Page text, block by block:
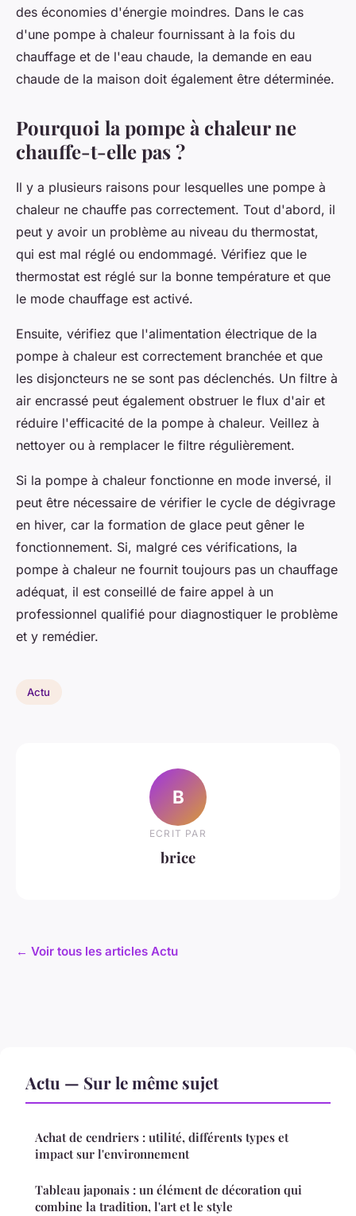
des économies d'énergie moindres. Dans le cas
d'une pompe à chaleur fournissant à la fois du
chauffage et de l'eau chaude, la demande en eau
chaude de la maison doit également être déterminée.
Pourquoi la pompe à chaleur ne
chauffe-t-elle pas ?
Il y a plusieurs raisons pour lesquelles une pompe à
chaleur ne chauffe pas correctement. Tout d'abord, il
peut y avoir un problème au niveau du thermostat,
qui est mal réglé ou endommagé. Vérifiez que le
thermostat est réglé sur la bonne température et que
le mode chauffage est activé.
Ensuite, vérifiez que l'alimentation électrique de la
pompe à chaleur est correctement branchée et que
les disjoncteurs ne se sont pas déclenchés. Un filtre à
air encrassé peut également obstruer le flux d'air et
réduire l'efficacité de la pompe à chaleur. Veillez à
nettoyer ou à remplacer le filtre régulièrement.
Si la pompe à chaleur fonctionne en mode inversé, il
peut être nécessaire de vérifier le cycle de dégivrage
en hiver, car la formation de glace peut gêner le
fonctionnement. Si, malgré ces vérifications, la
pompe à chaleur ne fournit toujours pas un chauffage
adéquat, il est conseillé de faire appel à un
professionnel qualifié pour diagnostiquer le problème
et y remédier.
Actu
B
ECRIT PAR
brice
← Voir tous les articles Actu
Actu — Sur le même sujet
Achat de cendriers : utilité, différents types et
impact sur l'environnement
Tableau japonais : un élément de décoration qui
combine la tradition, l'art et le style